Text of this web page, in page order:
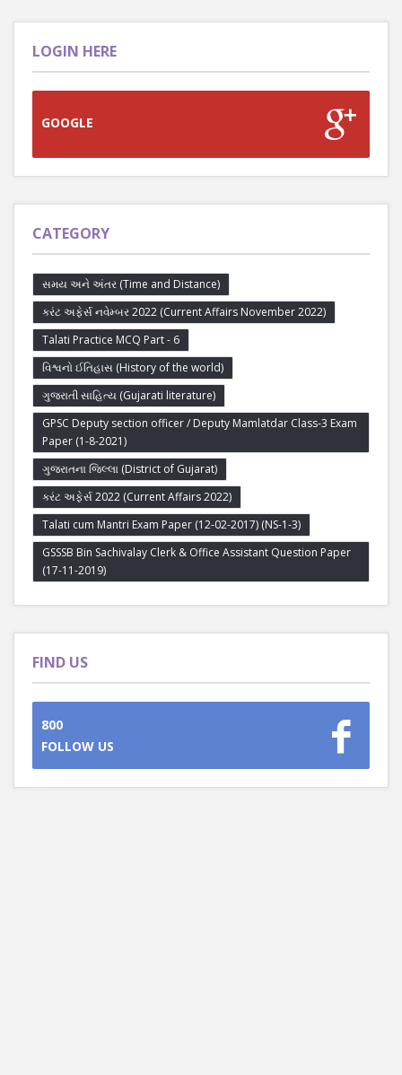
LOGIN HERE
GOOGLE
CATEGORY
સમય અને અંતર (Time and Distance)
કરંટ અફેર્સ નવેમ્બર 2022 (Current Affairs November 2022)
Talati Practice MCQ Part - 6
વિશ્વનો ઈતિહાસ (History of the world)
ગુજરાતી સાહિત્ય (Gujarati literature)
GPSC Deputy section officer / Deputy Mamlatdar Class-3 Exam
Paper (1-8-2021)
ગુજરાતના જિલ્લા (District of Gujarat)
કરંટ અફેર્સ 2022 (Current Affairs 2022)
Talati cum Mantri Exam Paper (12-02-2017) (NS-1-3)
GSSSB Bin Sachivalay Clerk & Office Assistant Question Paper
(17-11-2019)
FIND US
800
FOLLOW US